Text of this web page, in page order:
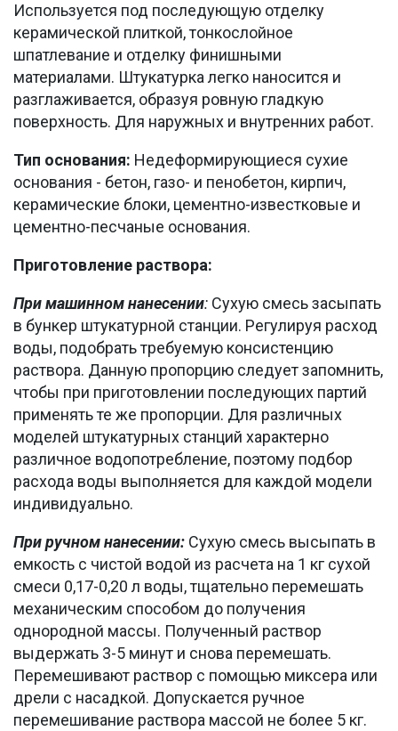
Используется под последующую отделку
керамической плиткой, тонкослойное
шпатлевание и отделку финишными
материалами. Штукатурка легко наносится и
разглаживается, образуя ровную гладкую
поверхность. Для наружных и внутренних работ.
Тип основания: Недеформирующиеся сухие
основания - бетон, газо- и пенобетон, кирпич,
керамические блоки, цементно-известковые и
цементно-песчаные основания.
Приготовление раствора:
При машинном нанесении: Сухую смесь засыпать
в бункер штукатурной станции. Регулируя расход
воды, подобрать требуемую консистенцию
раствора. Данную пропорцию следует запомнить,
чтобы при приготовлении последующих партий
применять те же пропорции. Для различных
моделей штукатурных станций характерно
различное водопотребление, поэтому подбор
расхода воды выполняется для каждой модели
индивидуально.
При ручном нанесении: Сухую смесь высыпать в
емкость с чистой водой из расчета на 1 кг сухой
смеси 0,17-0,20 л воды, тщательно перемешать
механическим способом до получения
однородной массы. Полученный раствор
выдержать 3-5 минут и снова перемешать.
Перемешивают раствор с помощью миксера или
дрели с насадкой. Допускается ручное
перемешивание раствора массой не более 5 кг.